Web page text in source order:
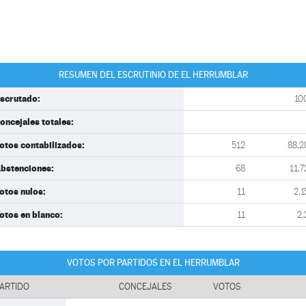
RESUMEN DEL ESCRUTINIO DE EL HERRUMBLAR
totales:
contabilizados: 512
68
nulos: 11
en blanco: 11
VOTOS POR PARTIDOS EN EL HERRUMBLAR
CONCEJALES VOTOS